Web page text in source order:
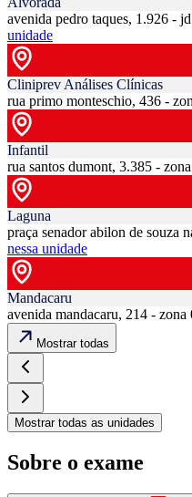
avenida pedro taques, 1.926 -
unidade
Cliniprev Análises Clínicas
rua primo monteschio, 436 -
Infantil
rua santos dumont, 3.385 -
Laguna
praça senador abilon de souza
nessa unidade
Mandacaru
avenida mandacaru, 214 - zona
Mostrar todas
Mostrar todas as unidades
Sobre o exame